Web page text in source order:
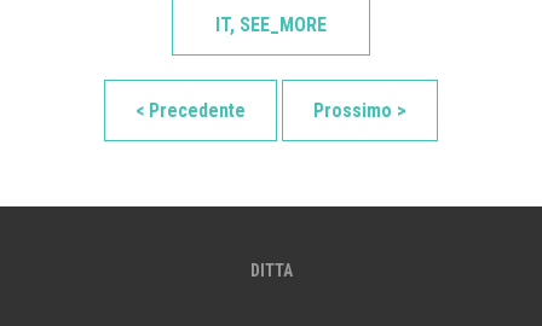
IT, SEE_MORE
< Precedente Prossimo >
DITTA